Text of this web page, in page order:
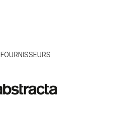
FOURNISSEURS